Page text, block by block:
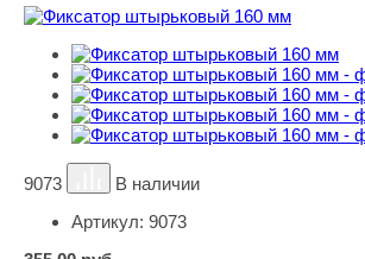
9073
В наличии
Артикул: 9073